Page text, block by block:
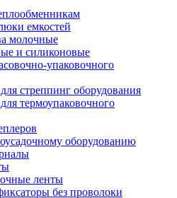
емкостей
молочные
и силиконовые
упаковочного
стреппинг оборудования
термоупаковочного
оборудованию
ленты
без проволоки